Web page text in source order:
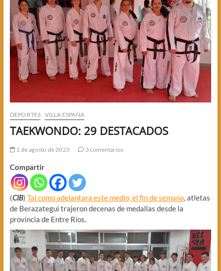
DEPORTES VILLA ESPAÑA
TAEKWONDO: 29 DESTACADOS
1 de agosto de 2023 3 comentarios
Compartir
(CIB) Tal como adelantara este medio, el fin de semana, atletas
de Berazategui trajeron decenas de medallas desde la
provincia de Entre Ríos.